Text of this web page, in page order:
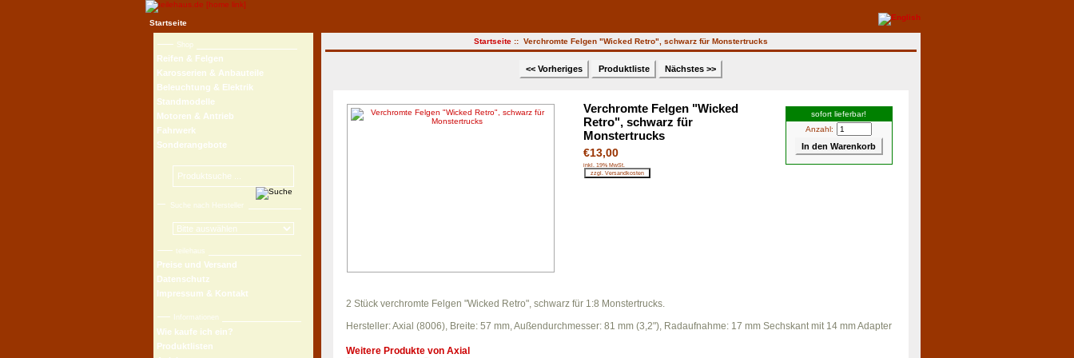
Startseite
Shop
Reifen & Felgen
Karosserien & Anbauteile
Beleuchtung & Elektrik
Standmodelle
Motoren & Antrieb
Fahrwerk
Sonderangebote
Suche nach Hersteller
teilehaus
Preise und Versand
Datenschutz
Impressum & Kontakt
Informationen
Wie kaufe ich ein?
Produktlisten
Startseite :: Verchromte Felgen "Wicked Retro", schwarz für Monstertrucks
<< Vorheriges Produktliste Nächstes >>
sofort lieferbar!
Anzahl:
Verchromte Felgen "Wicked
Retro", schwarz für
Monstertrucks
€13,00
inkl. 19% MwSt.
2 Stück verchromte Felgen "Wicked Retro", schwarz für 1:8 Monstertrucks.
Hersteller: Axial (8006), Breite: 57 mm, Außendurchmesser: 81 mm (3,2"), Radaufnahme: 17 mm Sechskant mit 14 mm Adapter
Weitere Produkte von Axial